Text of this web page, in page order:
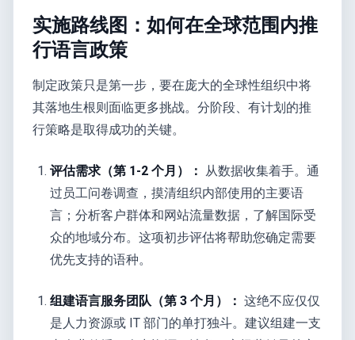
实施路线图：如何在全球范围内推
行语言政策
制定政策只是第一步，要在庞大的全球性组织中将
其落地生根则面临更多挑战。分阶段、有计划的推
行策略是取得成功的关键。
评估需求（第 1-2 个月）：
从数据收集着手。通
过员工问卷调查，摸清组织内部使用的主要语
言；分析客户群体和网站流量数据，了解国际受
众的地域分布。这项初步评估将帮助您确定需要
优先支持的语种。
组建语言服务团队（第 3 个月）： 这绝不应仅仅
是人力资源或 IT 部门的单打独斗。建议组建一支